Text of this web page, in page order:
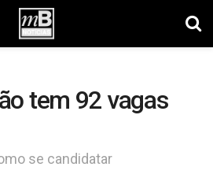
tem 92 vagas
se candidatar